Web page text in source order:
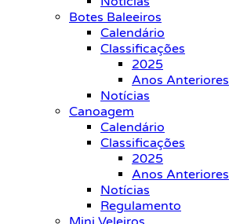
Botes Baleeiros
Calendário
Classificações
2025
Anos Anteriores
Notícias
Canoagem
Calendário
Classificações
2025
Anos Anteriores
Notícias
Regulamento